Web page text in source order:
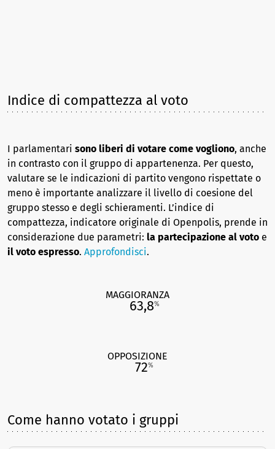
Indice di compattezza al voto
I parlamentari sono liberi di votare come vogliono, anche
in contrasto con il gruppo di appartenenza. Per questo,
valutare se le indicazioni di partito vengono rispettate o
meno è importante analizzare il livello di coesione del
gruppo stesso e degli schieramenti. L’indice di
compattezza, indicatore originale di Openpolis, prende in
considerazione due parametri: la partecipazione al voto e
il voto espresso. Approfondisci.
MAGGIORANZA
63,8%
OPPOSIZIONE
72%
Come hanno votato i gruppi